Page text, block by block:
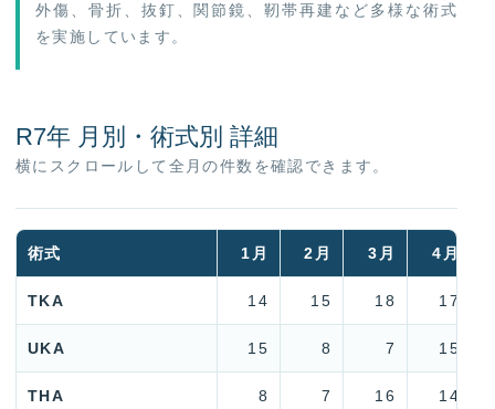
外傷、骨折、抜釘、関節鏡、靭帯再建など多様な術式
を実施しています。
R7年 月別・術式別 詳細
横にスクロールして全月の件数を確認できます。
術式 1月 2月 3月 4月
TKA 14 15 18 17
UKA 15 8 7 15
THA 8 7 16 14